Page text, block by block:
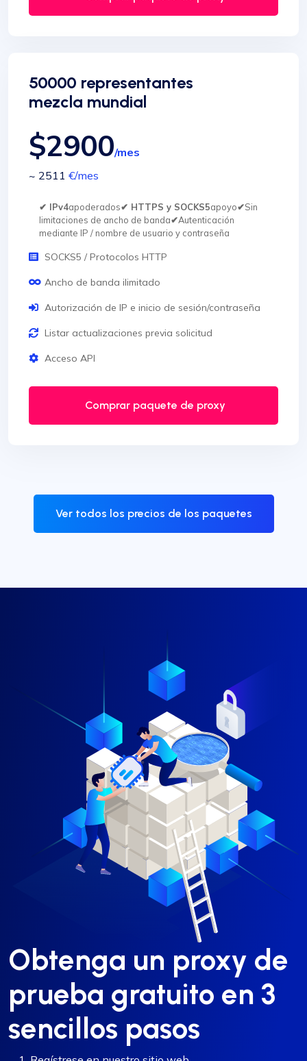
50000 representantes
mezcla mundial
$2900/mes
~ 2511 €/mes
✔ IPv4apoderados✔ HTTPS y SOCKS5apoyo✔Sin
limitaciones de ancho de banda✔Autenticación
mediante IP / nombre de usuario y contraseña
SOCKS5 / Protocolos HTTP
Ancho de banda ilimitado
Autorización de IP e inicio de sesión/contraseña
Listar actualizaciones previa solicitud
Acceso API
Comprar paquete de proxy
Ver todos los precios de los paquetes
Obtenga un proxy de
prueba gratuito en 3
sencillos pasos